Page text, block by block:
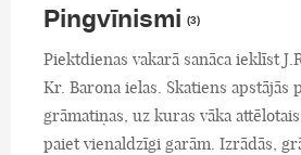
Pingvīnismi (3)
Piektdienas vakarā sanāca ieklīst
Kr. Barona ielas. Skatiens apstājās
grāmatiņas, uz kuras vāka
paiet vienaldzīgi garām. Izrādās,